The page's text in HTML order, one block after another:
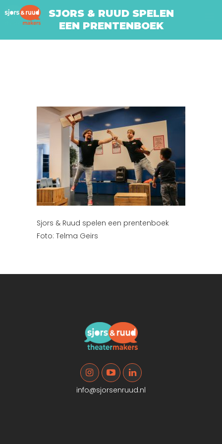
SJORS & RUUD SPELEN
EEN PRENTENBOEK
Sjors & Ruud spelen een prentenboek
Foto: Telma Geirs
info@sjorsenruud.nl